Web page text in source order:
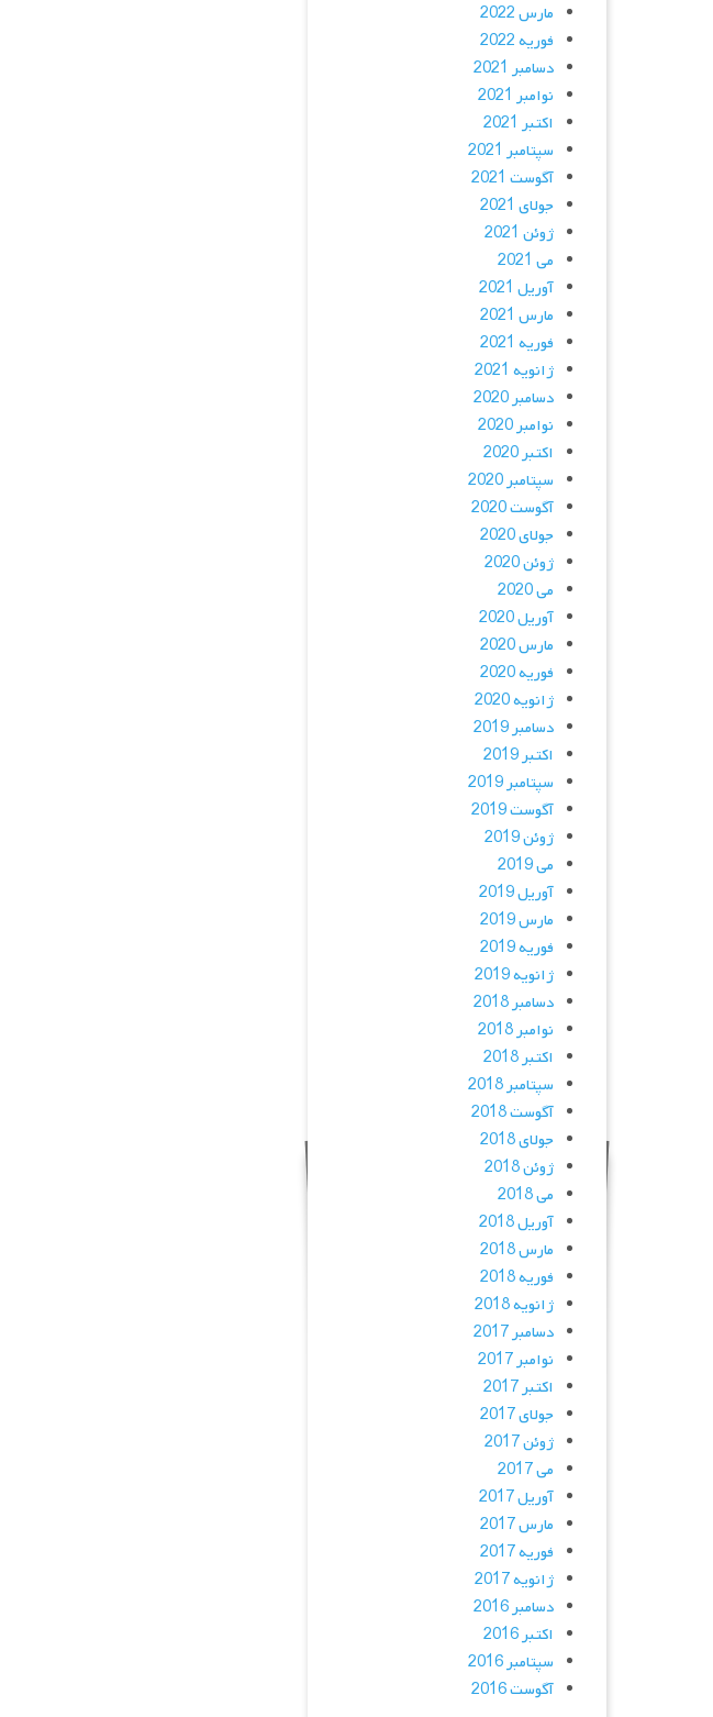
مارس 2022
فوریه 2022
دسامبر 2021
نوامبر 2021
اکتبر 2021
سپتامبر 2021
آگوست 2021
جولای 2021
ژوئن 2021
می 2021
آوریل 2021
مارس 2021
فوریه 2021
ژانویه 2021
دسامبر 2020
نوامبر 2020
اکتبر 2020
سپتامبر 2020
آگوست 2020
جولای 2020
ژوئن 2020
می 2020
آوریل 2020
مارس 2020
فوریه 2020
ژانویه 2020
دسامبر 2019
اکتبر 2019
سپتامبر 2019
آگوست 2019
ژوئن 2019
می 2019
آوریل 2019
مارس 2019
فوریه 2019
ژانویه 2019
دسامبر 2018
نوامبر 2018
اکتبر 2018
سپتامبر 2018
آگوست 2018
جولای 2018
ژوئن 2018
می 2018
آوریل 2018
مارس 2018
فوریه 2018
ژانویه 2018
دسامبر 2017
نوامبر 2017
اکتبر 2017
جولای 2017
ژوئن 2017
می 2017
آوریل 2017
مارس 2017
فوریه 2017
ژانویه 2017
دسامبر 2016
اکتبر 2016
سپتامبر 2016
آگوست 2016